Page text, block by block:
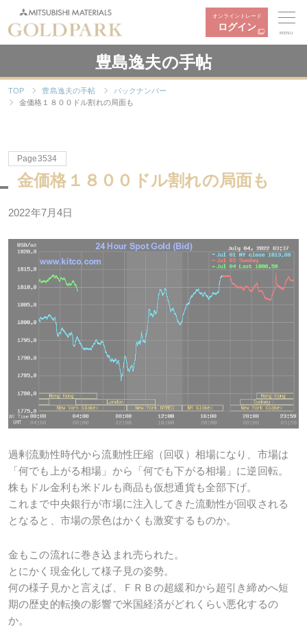
オンライントレード
ログイン
MENU
豊島逸夫の手帖
TOP 豊島逸夫の手帖
バックナンバー
金価格１８００ドル割れの局面も
Page3534
金価格１８００ドル割れの局面も
2022年7月4日
過剰流動性時代から流動性圧縮（回収）相場になり、市場は
「何でも上がる相場」から「何でも下がる相場」に逆回転。
株もドル金利も米ドルも商品も仮想通貨も全部下げ。
これまで中央銀行が市場に注入してきた流動性が回収される
となると、市場の景色はかくも激変するものか。
金もこの流れに巻き込まれ売られた。
とにかく現金化して様子見の姿勢。
何の様子見かと言えば、ＦＲＢの超緩和から超引き締めへ短
期の歴史的転換の影響で米国経済がどれくらい悪化するの
か。